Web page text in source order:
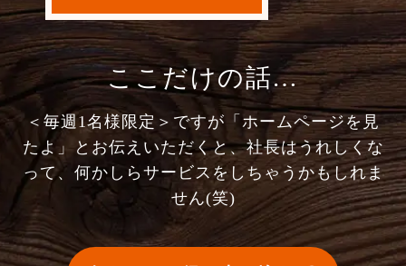
ここだけの話…
＜毎週1名様限定＞ですが「ホームページを見
たよ」とお伝えいただくと、社長はうれしくな
って、何かしらサービスをしちゃうかもしれま
せん(笑)